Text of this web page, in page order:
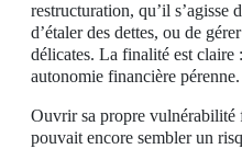
restructuration, qu’il s’agisse
d’étaler des dettes, ou de
délicates. La finalité est claire
autonomie financière pérenne.
Ouvrir sa propre vulnérabilité
pouvait encore sembler un